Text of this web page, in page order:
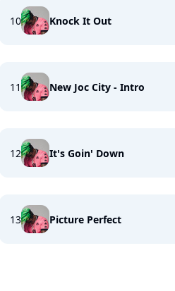
10 Knock It Out
11 New Joc City - Intro
12 It's Goin' Down
13 Picture Perfect